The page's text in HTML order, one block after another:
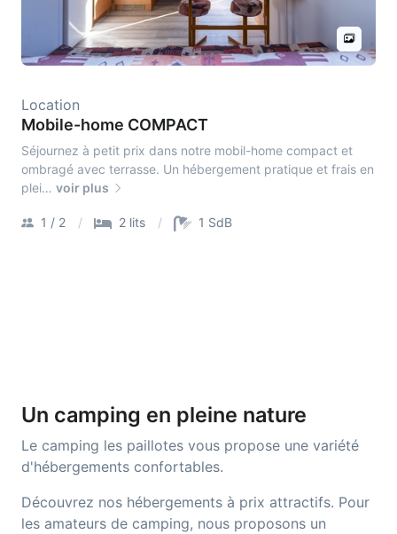
Location
Mobile-home COMPACT
Séjournez à petit prix dans notre mobil-home compact et
ombragé avec terrasse. Un hébergement pratique et frais en
plei… voir plus
1 / 2 2 lits 1 SdB
Un camping en pleine nature
Le camping les paillotes vous propose une variété
d'hébergements confortables.
Découvrez nos hébergements à prix attractifs. Pour
les amateurs de camping, nous proposons un